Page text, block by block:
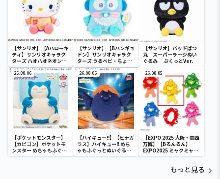
【サンリオ】【Aハローキ
ティ】サンリオキャラク
ターズ ハオハオネオンタ
ウンドールBIGタイプ1
【サンリオ】【Bハンギョ
ドン】サンリオキャラク
ターズ うるベビ・ちょい
デカドール
【サンリオ】バッドばつ
丸 スーパーラージぬい
ぐるみ ぷくっとVer.
26.08.06
【ポケットモンスター】
【カビゴン】ポケットモ
ンスター めちゃもふぐっ
と ほっこりいやされぬい
26.08.06
【ハイキュー!!】【ヒナガ
ラス】ハイキュー!! めち
ゃもふぐっとぬいぐるみ
～ヒナガラス～
26.08.05
【EXPO 2025 大阪・関西
万博】【Bるんるん】
EXPO2025 ミャクミャク
カラフルゴム紐付きぬい
もっと見る